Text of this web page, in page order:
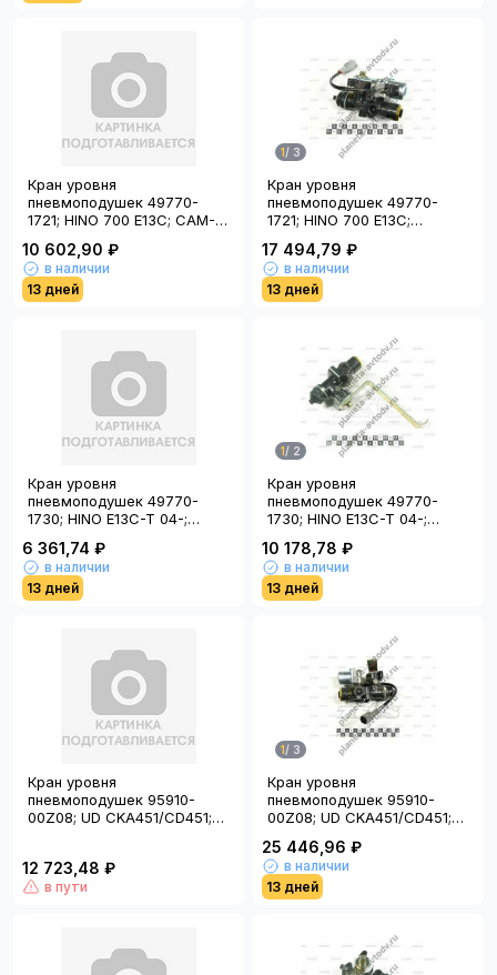
Кран уровня
пневмоподушек 49770-
1721; HINO 700 E13C; CAM-
10 602,90 ₽
в наличии
13 дней
1/ 3
Кран уровня
пневмоподушек 49770-
1721; HINO 700 E13C;
17 494,79 ₽
в наличии
13 дней
Кран уровня
пневмоподушек 49770-
1730; HINO E13C-T 04-;
6 361,74 ₽
в наличии
13 дней
1/ 2
Кран уровня
пневмоподушек 49770-
1730; HINO E13C-T 04-;
10 178,78 ₽
в наличии
13 дней
Кран уровня
пневмоподушек 95910-
00Z08; UD CKA451/CD451;
12 723,48 ₽
в пути
1/ 3
Кран уровня
пневмоподушек 95910-
00Z08; UD CKA451/CD451;
25 446,96 ₽
в наличии
13 дней